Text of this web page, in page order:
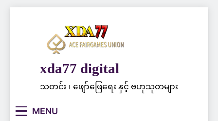
xda77 digital
သတင်း ၊ ဖျော်ဖြေရေး နှင့် ဗဟုသုတများ
MENU